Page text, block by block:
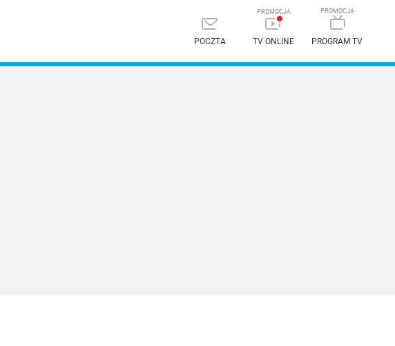
POCZTA TV ONLINE PROGRAM TV